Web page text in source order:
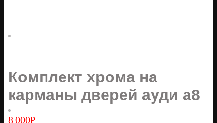
Комплект хрома на
карманы дверей ауди а8
8 000Р